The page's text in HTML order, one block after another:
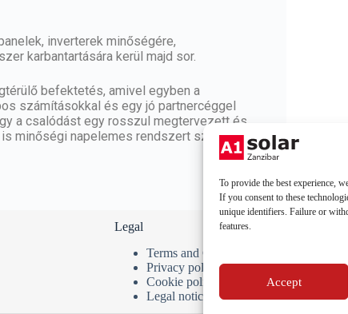
To provide the best experience,
If you consent to these
unique identifiers. Failure or
features.
Accept
inverterek minőségére,
karbantartására kerül majd sor.
befektetés, amivel egyben a
számításokkal és egy jó partnercéggel
a csalódást egy rosszul megtervezett és
minőségi napelemes rendszert szeretne,
Legal
Terms and Conditions
Privacy policy
Cookie policy
Legal notice